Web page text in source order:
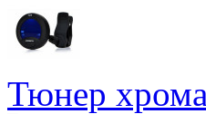
Тюнер